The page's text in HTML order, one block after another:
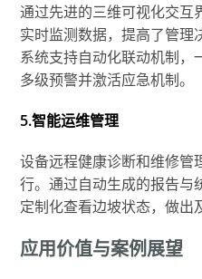
通过先进的三维可视化交互
实时监测数据，提高了管理
系统支持自动化联动机制，
多级预警并激活应急机制。
5.智能运维管理
设备远程健康诊断和维修管
行。通过自动生成的报告与
定制化查看边坡状态，做出
应用价值与案例展望